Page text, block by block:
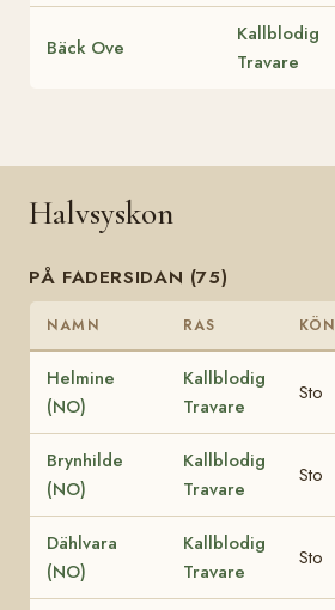
Bäck Ove
Kallblodig
Travare
Halvsyskon
PÅ FADERSIDAN (75)
NAMN RAS KÖN
Helmine
(NO)
Kallblodig
Travare
Sto
Brynhilde
(NO)
Kallblodig
Travare
Sto
Dählvara
(NO)
Kallblodig
Travare
Sto